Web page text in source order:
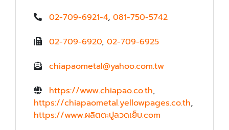
02-709-6921-4, 081-750-5742
02-709-6920, 02-709-6925
chiapaometal@yahoo.com.tw
https://www.chiapao.co.th,
https://chiapaometal.yellowpages.co.th,
https://www.ผลิตตะปูลวดเย็บ.com